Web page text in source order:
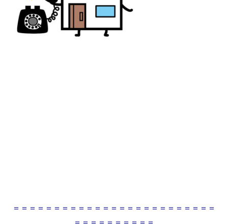
＝＝＝＝＝＝＝＝＝＝＝＝＝＝＝＝＝＝＝＝＝＝＝＝＝